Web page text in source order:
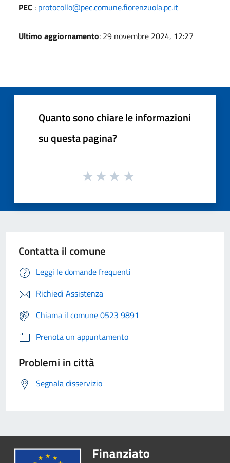
PEC : protocollo@pec.comune.fiorenzuola.pc.it
Ultimo aggiornamento: 29 novembre 2024, 12:27
Quanto sono chiare le informazioni
su questa pagina?
Contatta il comune
Leggi le domande frequenti
Richiedi Assistenza
Chiama il comune 0523 9891
Prenota un appuntamento
Problemi in città
Segnala disservizio